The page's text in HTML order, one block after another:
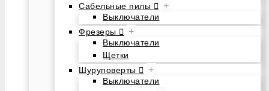
Сабельные пилы
+
Выключатели
Фрезеры
+
Выключатели
Щетки
Шуруповерты
+
Выключатели